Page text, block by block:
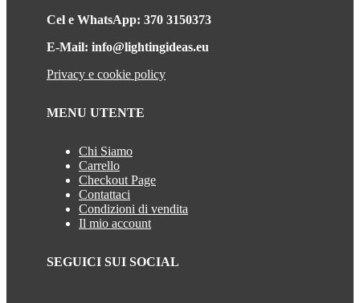
Cel e WhatsApp: 370 3150373
E-Mail: info@lightingideas.eu
Privacy e cookie policy
MENU UTENTE
Chi Siamo
Carrello
Checkout Page
Contattaci
Condizioni di vendita
Il mio account
SEGUICI SUI SOCIAL